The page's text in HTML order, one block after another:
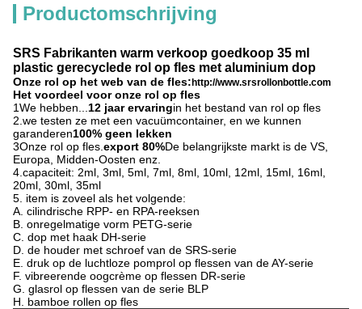
Productomschrijving
SRS Fabrikanten warm verkoop goedkoop 35 ml
plastic gerecyclede rol op fles met aluminium dop
Onze rol op het web van de fles: http://www.srsrollonbottle.com
Het voordeel voor onze rol op fles
1We hebben... 12 jaar ervaringin het bestand van rol op fles
2.we testen ze met een vacuümcontainer, en we kunnen
garanderen100% geen lekken
3Onze rol op fles. export 80%De belangrijkste markt is de VS,
Europa, Midden-Oosten enz.
4.capaciteit: 2ml, 3ml, 5ml, 7ml, 8ml, 10ml, 12ml, 15ml, 16ml,
20ml, 30ml, 35ml
5. item is zoveel als het volgende:
A. cilindrische RPP- en RPA-reeksen
B. onregelmatige vorm PETG-serie
C. dop met haak DH-serie
D. de houder met schroef van de SRS-serie
E. druk op de luchtloze pomprol op flessen van de AY-serie
F. vibreerende oogcrème op flessen DR-serie
G. glasrol op flessen van de serie BLP
H. bamboe rollen op fles